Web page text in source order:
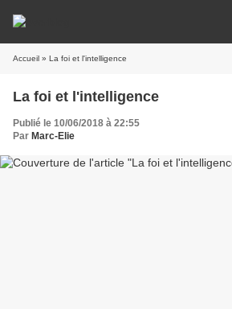
Accueil » La foi et l'intelligence
La foi et l'intelligence
Publié le 10/06/2018 à 22:55
Par Marc-Elie